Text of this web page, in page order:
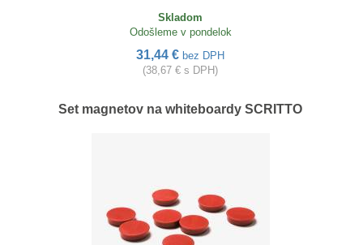
Skladom
Odošleme v pondelok
31,44 € bez DPH
(38,67 € s DPH)
Set magnetov na whiteboardy SCRITTO